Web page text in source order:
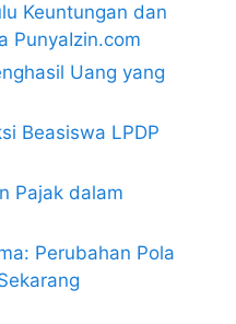
Keuntungan dan
PunyaIzin.com
Uang yang
Beasiswa LPDP
Pajak dalam
Perubahan Pola